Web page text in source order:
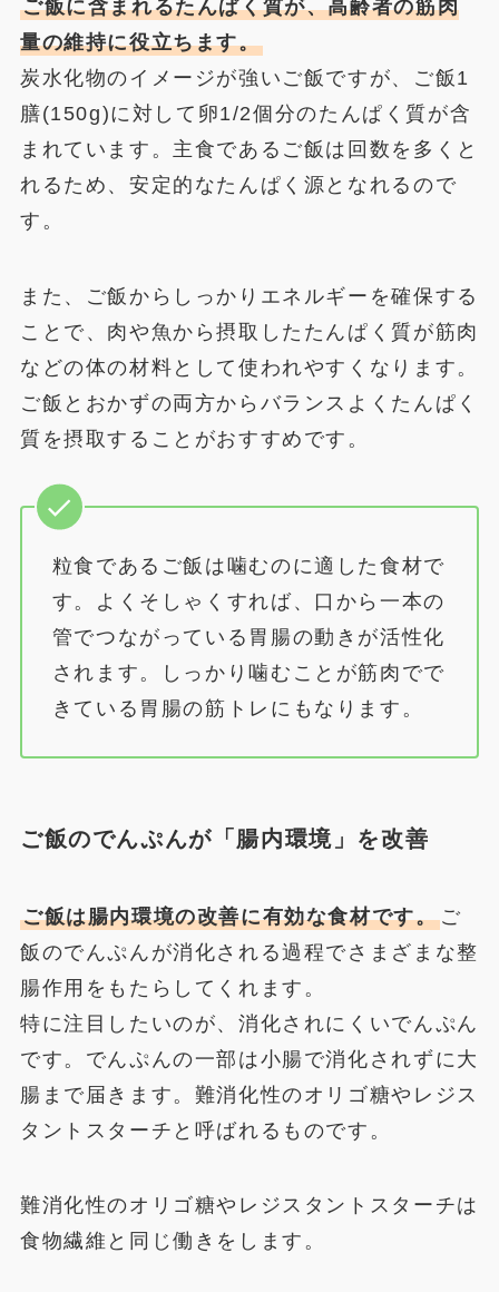
ご飯に含まれるたんぱく質が、高齢者の筋肉
量の維持に役立ちます。
炭水化物のイメージが強いご飯ですが、ご飯1
膳(150g)に対して卵1/2個分のたんぱく質が含
まれています。主食であるご飯は回数を多くと
れるため、安定的なたんぱく源となれるので
す。
また、ご飯からしっかりエネルギーを確保する
ことで、肉や魚から摂取したたんぱく質が筋肉
などの体の材料として使われやすくなります。
ご飯とおかずの両方からバランスよくたんぱく
質を摂取することがおすすめです。
粒食であるご飯は噛むのに適した食材で
す。よくそしゃくすれば、口から一本の
管でつながっている胃腸の動きが活性化
されます。しっかり噛むことが筋肉でで
きている胃腸の筋トレにもなります。
ご飯のでんぷんが「腸内環境」を改善
ご飯は腸内環境の改善に有効な食材です。ご
飯のでんぷんが消化される過程でさまざまな整
腸作用をもたらしてくれます。
特に注目したいのが、消化されにくいでんぷん
です。でんぷんの一部は小腸で消化されずに大
腸まで届きます。難消化性のオリゴ糖やレジス
タントスターチと呼ばれるものです。
難消化性のオリゴ糖やレジスタントスターチは
食物繊維と同じ働きをします。